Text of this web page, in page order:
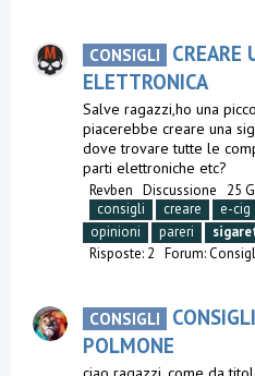
CONSIGLI
CREARE
ELETTRONICA
Salve ragazzi,ho una
piacerebbe creare una
dove trovare tutte le
parti elettroniche etc?
Revben Discussione
25
consigli
creare e-cig
opinioni
pareri
Risposte: 2 Forum:
CONSIGLI
POLMONE